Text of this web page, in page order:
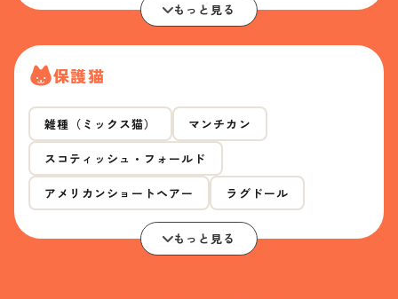
もっと見る
保護猫
雑種（ミックス猫） マンチカン
スコティッシュ・フォールド
アメリカンショートヘアー ラグドール
もっと見る